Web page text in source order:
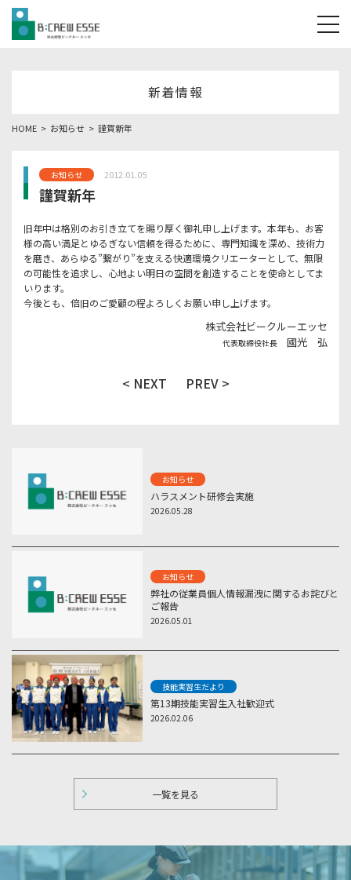
新着情報
HOME お知らせ 謹賀新年
お知らせ 2012.01.05
謹賀新年
旧年中は格別のお引き立てを賜り厚く御礼申し上げます。本年も、お客
様の高い満足とゆるぎない信頼を得るために、専門知識を深め、技術力
を磨き、あらゆる”繋がり”を支える快適環境クリエーターとして、無限
の可能性を追求し、心地よい明日の空間を創造することを使命としてま
いります。
今後とも、倍旧のご愛顧の程よろしくお願い申し上げます。
株式会社ビークルーエッセ
代表取締役社長 國光 弘
< NEXT PREV >
お知らせ
ハラスメント研修会実施
2026.05.28
お知らせ
弊社の従業員個人情報漏洩に関するお詫びと
ご報告
2026.05.01
技能実習生だより
第13期技能実習生入社歓迎式
2026.02.06
一覧を見る